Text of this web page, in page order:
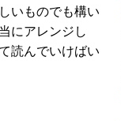
いものでも構い
にアレンジし
読んでいけばい